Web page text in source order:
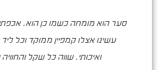
סער הוא מומחה כשמו כן הוא.
עשינו אצלו קמפיין ממוקד וכל
ואיכותי. שווה כל שקל